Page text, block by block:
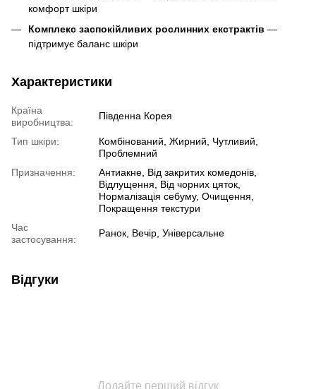
комфорт шкіри
Комплекс заспокійливих рослинних екстрактів —
підтримує баланс шкіри
Характеристики
Країна
виробництва:
Південна Корея
Тип шкіри:
Комбінований, Жирний, Чутливий,
Проблемний
Призначення:
Антиакне, Від закритих комедонів,
Відлущення, Від чорних цяток,
Нормалізація себуму, Очищення,
Покращення текстури
Час
застосування:
Ранок, Вечір, Універсальне
Відгуки
Додайте перший відгук